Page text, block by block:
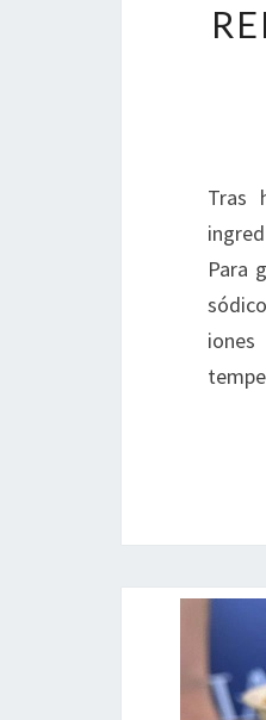
Tras
Para
iones